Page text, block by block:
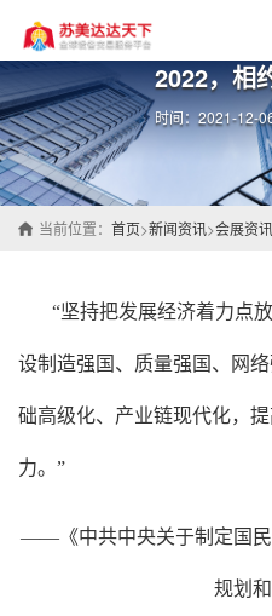
2022，相
时间：2021-12-
当前位置： 首页>新闻资讯>会展资讯
“坚持把发展经济着力点
设制造强国、质量强国、网
础高级化、产业链现代化，
力。”
——《中共中央关于制定国
规划